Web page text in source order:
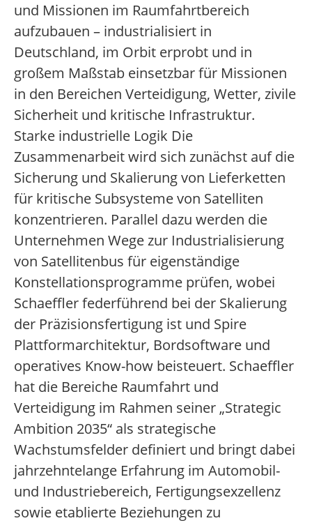
und Missionen im Raumfahrtbereich
aufzubauen – industrialisiert in
Deutschland, im Orbit erprobt und in
großem Maßstab einsetzbar für Missionen
in den Bereichen Verteidigung, Wetter, zivile
Sicherheit und kritische Infrastruktur.
Starke industrielle Logik Die
Zusammenarbeit wird sich zunächst auf die
Sicherung und Skalierung von Lieferketten
für kritische Subsysteme von Satelliten
konzentrieren. Parallel dazu werden die
Unternehmen Wege zur Industrialisierung
von Satellitenbus für eigenständige
Konstellationsprogramme prüfen, wobei
Schaeffler federführend bei der Skalierung
der Präzisionsfertigung ist und Spire
Plattformarchitektur, Bordsoftware und
operatives Know-how beisteuert. Schaeffler
hat die Bereiche Raumfahrt und
Verteidigung im Rahmen seiner „Strategic
Ambition 2035“ als strategische
Wachstumsfelder definiert und bringt dabei
jahrzehntelange Erfahrung im Automobil-
und Industriebereich, Fertigungsexzellenz
sowie etablierte Beziehungen zu